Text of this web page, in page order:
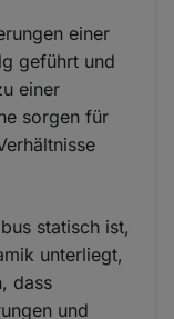
einer
geführt und
einer
sorgen für
statisch ist,
unterliegt,
dass
und